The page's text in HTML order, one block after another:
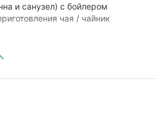
и санузел) с бойлером
чая / чайник
зубов)
с домиком